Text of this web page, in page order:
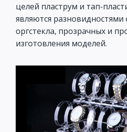
целей пластрум и тап-
являются разновидностями
оргстекла, прозрачных и
изготовления моделей.